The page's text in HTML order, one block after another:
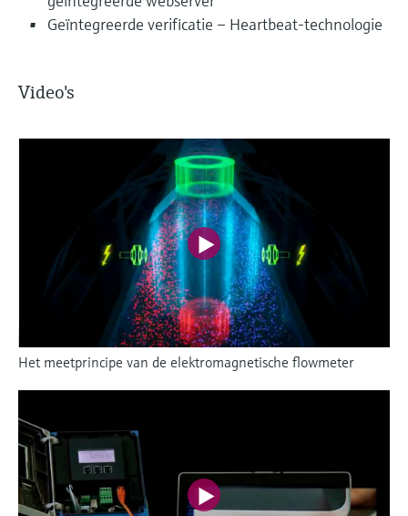
Geïntegreerde verificatie – Heartbeat-technologie
Video's
Het meetprincipe van de elektromagnetische flowmeter